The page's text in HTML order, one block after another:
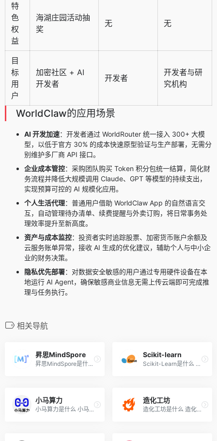
特
色
权
益
海湖庄园活动抽
奖
无 无
目
标
用
户
加密社区 + AI
开发者
开发者
开发者与研
究机构
WorldClaw的应用场景
AI 开发加速：开发者通过 WorldRouter 统一接入 300+ 大模
型，以低于官方 30% 的成本快速原型验证与生产部署，无需分
别维护多厂商 API 接口。
企业成本管控：采购团队购买 Token 积分包统一结算，简化财
务流程并降低大规模调用 Claude、GPT 等模型的持续支出，
实现预算可控的 AI 规模化应用。
个人生活代理：普通用户借助 WorldClaw App 的自然语言交
互，自动管理待办清单、续费提醒与外卖订购，将日常事务处
理效率提升至新高度。
资产与成本监控：投资者实时追踪股票、加密货币账户余额及
云服务账单异常，接收 AI 生成的优化建议，辅助个人与中小企
业的财务决策。
隐私优先部署：对数据安全敏感的用户通过专用硬件设备在本
地运行 AI Agent，确保敏感商业信息无需上传云端即可完成推
理与任务执行。
相关导航
昇思MindSpore
昇思MindSpore是什么 昇思Min...
Scikit-learn
Scikit-Learn是什么 Scikit-L...
小马算力
小马算力是什么 小马算力是为...
造化工坊
造化工坊是什么 造化工坊是腾...